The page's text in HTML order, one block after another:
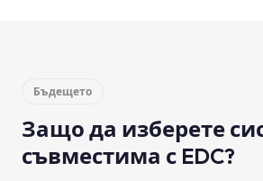
Бъдещето
Защо да изберете
съвместима с EDC?